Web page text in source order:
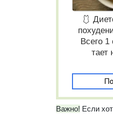
🩱
Всего
тает
Важно! Если